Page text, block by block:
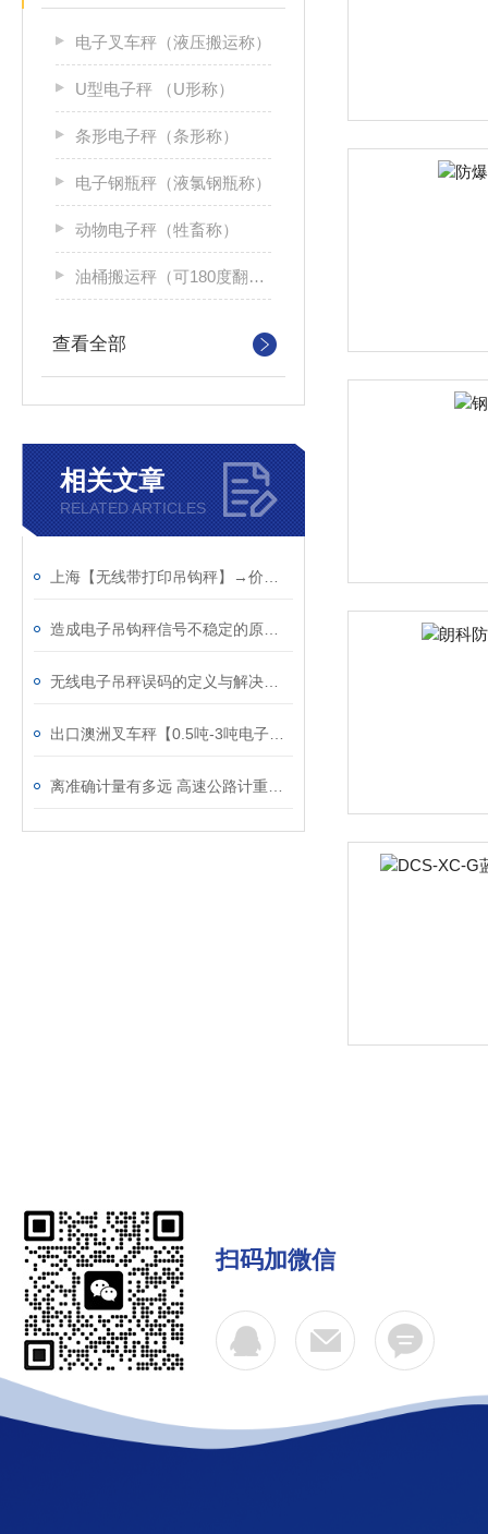
电子叉车秤（液压搬运称）
U型电子秤 （U形称）
条形电子秤（条形称）
电子钢瓶秤（液氯钢瓶称）
动物电子秤（牲畜称）
油桶搬运秤（可180度翻转）
查看全部
相关文章
RELATED ARTICLES
扫码加微信